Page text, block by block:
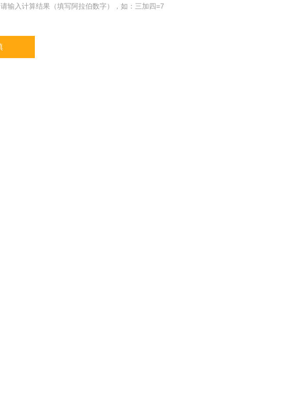
请输入计算结果（填写阿拉伯数字），如：三加四=7